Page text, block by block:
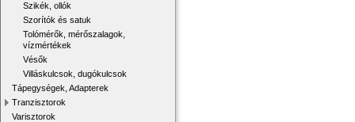
Szikék, ollók
Szorítók és satuk
Tolómérők, mérőszalagok,
vízmértékek
Vésők
Villáskulcsok, dugókulcsok
Tápegységek, Adapterek
Tranzisztorok
Varisztorok